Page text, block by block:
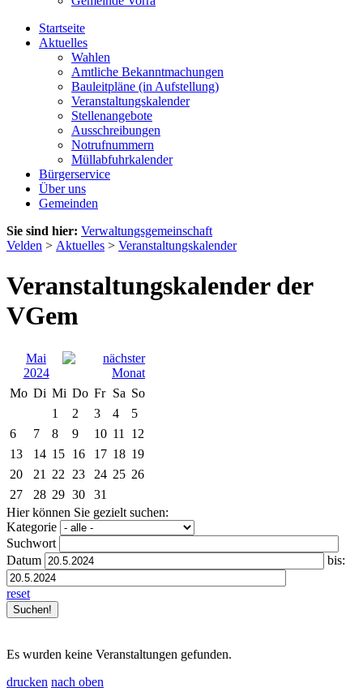
Startseite
Aktuelles
Wahlen
Amtliche Bekanntmachungen
Bauleitpläne (in Aufstellung)
Veranstaltungskalender
Stellenangebote
Ausschreibungen
Notrufnummern
Müllabfuhrkalender
Bürgerservice
Über uns
Gemeinden
Sie sind hier: Verwaltungsgemeinschaft
Velden > Aktuelles > Veranstaltungskalender
Veranstaltungskalender der
VGem
Mai
2024
Mo Di Mi Do Fr Sa So
1
2 3 4
5
6
7 8 9 10 11
12
13
14 15 16 17 18 19
20
21 22 23 24 25 26
27
28 29 30
31
Hier können Sie gezielt suchen:
Kategorie
Suchwort
Datum
bis:
reset
Es wurden keine Veranstaltungen gefunden.
drucken nach oben